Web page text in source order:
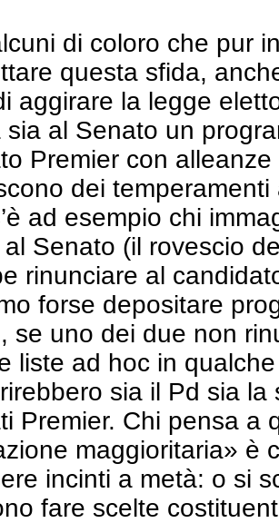
di coloro che pur
questa sfida,
aggirare la legge
sia al Senato un
Premier con
dei
ad esempio chi
Senato (il rovescio
rinunciare al
forse depositare
se uno dei due non
liste ad hoc in
sia il Pd sia
Premier. Chi pensa a
maggioritaria» è
incinti a metà: o si
fare scelte